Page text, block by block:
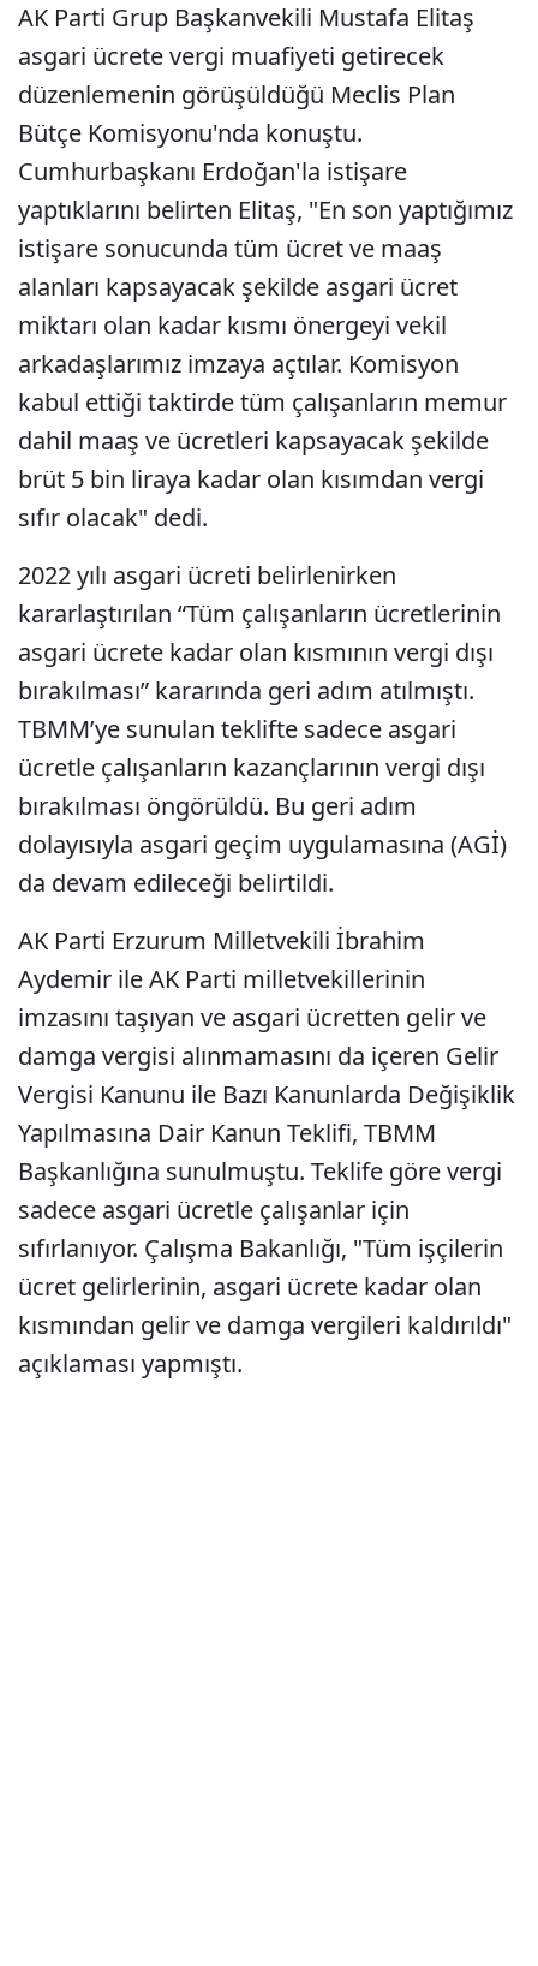
AK Parti Grup Başkanvekili Mustafa Elitaş
asgari ücrete vergi muafiyeti getirecek
düzenlemenin görüşüldüğü Meclis Plan
Bütçe Komisyonu'nda konuştu.
Cumhurbaşkanı Erdoğan'la istişare
yaptıklarını belirten Elitaş, "En son yaptığımız
istişare sonucunda tüm ücret ve maaş
alanları kapsayacak şekilde asgari ücret
miktarı olan kadar kısmı önergeyi vekil
arkadaşlarımız imzaya açtılar. Komisyon
kabul ettiği taktirde tüm çalışanların memur
dahil maaş ve ücretleri kapsayacak şekilde
brüt 5 bin liraya kadar olan kısımdan vergi
sıfır olacak" dedi.
2022 yılı asgari ücreti belirlenirken
kararlaştırılan “Tüm çalışanların ücretlerinin
asgari ücrete kadar olan kısmının vergi dışı
bırakılması” kararında geri adım atılmıştı.
TBMM’ye sunulan teklifte sadece asgari
ücretle çalışanların kazançlarının vergi dışı
bırakılması öngörüldü. Bu geri adım
dolayısıyla asgari geçim uygulamasına (AGİ)
da devam edileceği belirtildi.
AK Parti Erzurum Milletvekili İbrahim
Aydemir ile AK Parti milletvekillerinin
imzasını taşıyan ve asgari ücretten gelir ve
damga vergisi alınmamasını da içeren Gelir
Vergisi Kanunu ile Bazı Kanunlarda Değişiklik
Yapılmasına Dair Kanun Teklifi, TBMM
Başkanlığına sunulmuştu. Teklife göre vergi
sadece asgari ücretle çalışanlar için
sıfırlanıyor. Çalışma Bakanlığı, "Tüm işçilerin
ücret gelirlerinin, asgari ücrete kadar olan
kısmından gelir ve damga vergileri kaldırıldı"
açıklaması yapmıştı.